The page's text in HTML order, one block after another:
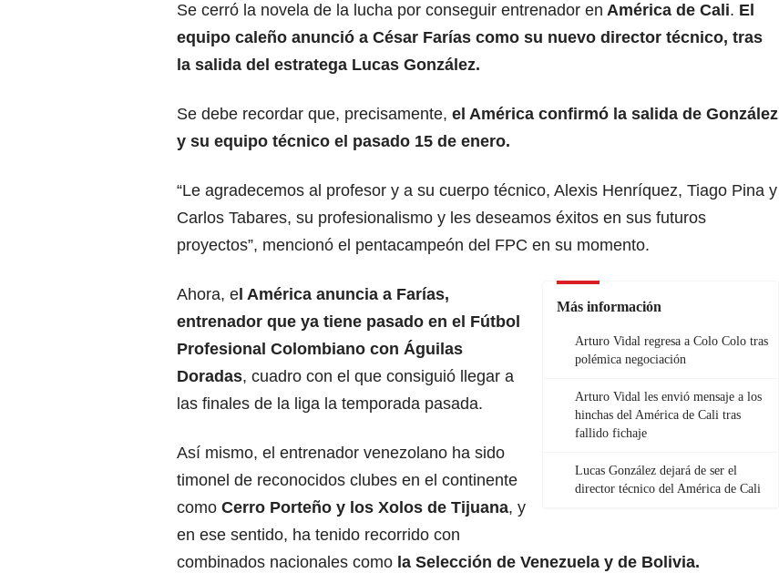
Se cerró la novela de la lucha por conseguir entrenador en América de Cali. El
equipo caleño anunció a César Farías como su nuevo director técnico, tras
la salida del estratega Lucas González.
Se debe recordar que, precisamente, el América confirmó la salida de González
y su equipo técnico el pasado 15 de enero.
“Le agradecemos al profesor y a su cuerpo técnico, Alexis Henríquez, Tiago Pina y
Carlos Tabares, su profesionalismo y les deseamos éxitos en sus futuros
proyectos”, mencionó el pentacampeón del FPC en su momento.
Más información
Arturo Vidal regresa a Colo Colo tras
polémica negociación
Arturo Vidal les envió mensaje a los
hinchas del América de Cali tras
fallido fichaje
Lucas González dejará de ser el
director técnico del América de Cali
Ahora, e l América anuncia a Farías,
entrenador que ya tiene pasado en el Fútbol
Profesional Colombiano con Águilas
Doradas, cuadro con el que consiguió llegar a
las finales de la liga la temporada pasada.
Así mismo, el entrenador venezolano ha sido
timonel de reconocidos clubes en el continente
como Cerro Porteño y los Xolos de Tijuana, y
en ese sentido, ha tenido recorrido con
combinados nacionales como la Selección de Venezuela y de Bolivia.